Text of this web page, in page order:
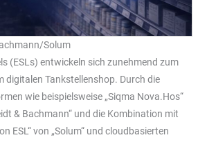
Solum
(ESLs) entwickeln sich zunehmend zum
digitalen Tankstellenshop. Durch die
wie beispielsweise „Siqma Nova.Hos“
& Bachmann“ und die Kombination mit
ESL“ von „Solum“ und cloudbasierten